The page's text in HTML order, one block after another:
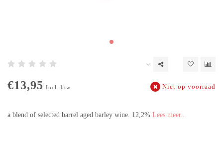
€13,95 Incl. btw Niet op voorraad
a blend of selected barrel aged barley wine. 12,2% Lees meer..